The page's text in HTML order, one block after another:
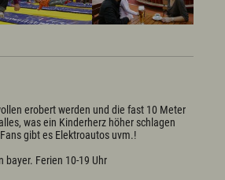
erobert werden und die fast 10 Meter
was ein Kinderherz höher schlagen
gibt es Elektroautos uvm.!
bayer. Ferien 10-19 Uhr